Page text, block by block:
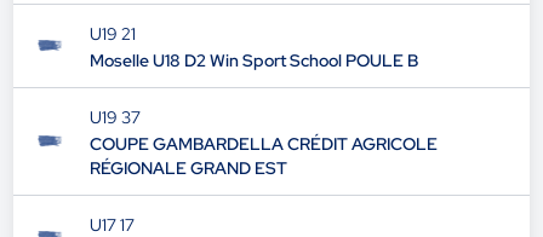
U19 21
Moselle U18 D2 Win Sport School POULE B
U19 37
COUPE GAMBARDELLA CRÉDIT AGRICOLE
RÉGIONALE GRAND EST
U17 17